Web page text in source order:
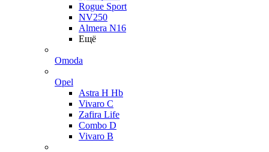
Rogue Sport
NV250
Almera N16
Ещё
Omoda
Opel
Astra H Hb
Vivaro C
Zafira Life
Combo D
Vivaro B